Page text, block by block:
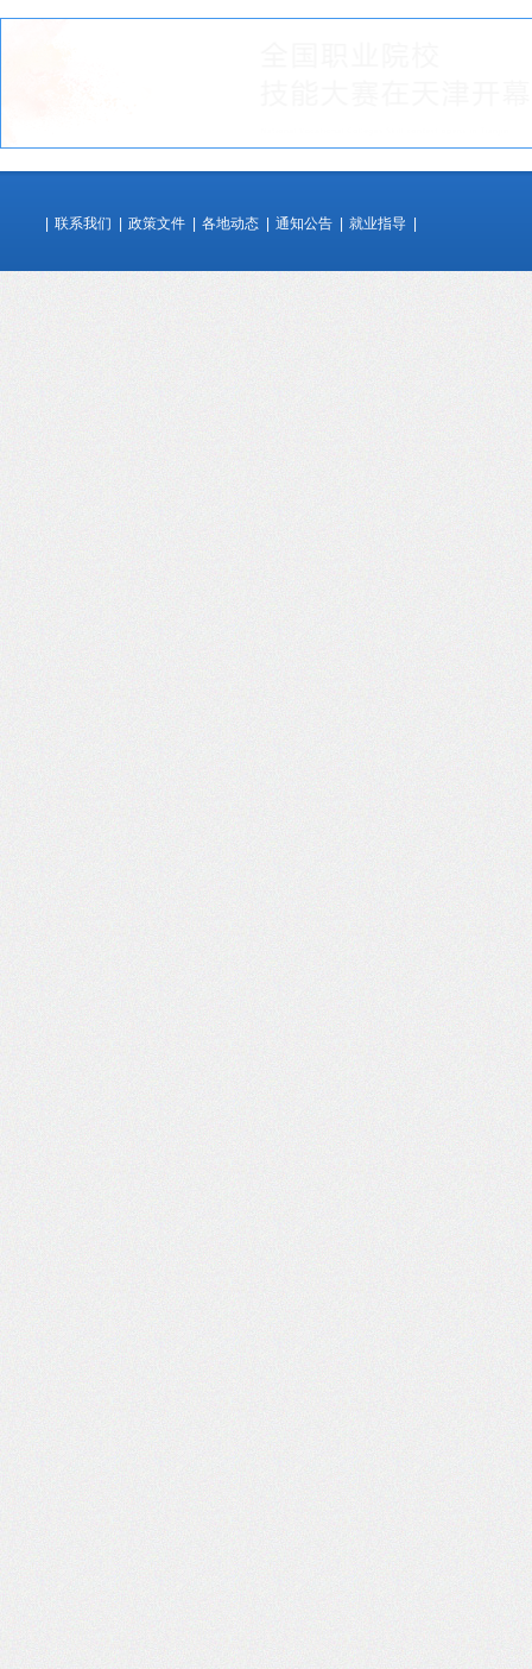
联系我们 政策文件 各地动态 通知公告 就业指导